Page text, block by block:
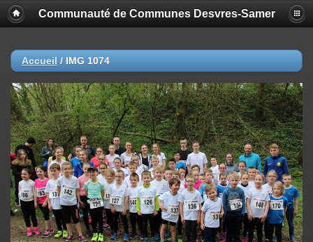
Communauté de Communes Desvres-Samer
Accueil / IMG 1074